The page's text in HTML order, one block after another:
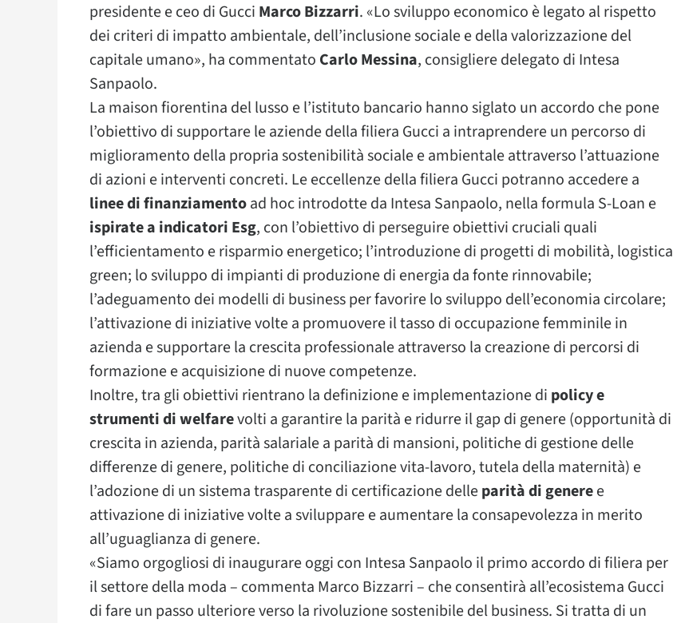
presidente e ceo di Gucci Marco Bizzarri. «Lo sviluppo economico è legato al rispetto
dei criteri di impatto ambientale, dell’inclusione sociale e della valorizzazione del
capitale umano», ha commentato Carlo Messina, consigliere delegato di Intesa
Sanpaolo.
La maison fiorentina del lusso e l’istituto bancario hanno siglato un accordo che pone
l’obiettivo di supportare le aziende della filiera Gucci a intraprendere un percorso di
miglioramento della propria sostenibilità sociale e ambientale attraverso l’attuazione
di azioni e interventi concreti. Le eccellenze della filiera Gucci potranno accedere a
linee di finanziamentoad hoc introdotte da Intesa Sanpaolo, nella formula S-Loan e
ispirate a indicatori Esg, con l’obiettivo di perseguire obiettivi cruciali quali
l’efficientamento e risparmio energetico; l’introduzione di progetti di mobilità, logistica
green; lo sviluppo di impianti di produzione di energia da fonte rinnovabile;
l’adeguamento dei modelli di business per favorire lo sviluppo dell’economia circolare;
l’attivazione di iniziative volte a promuovere il tasso di occupazione femminile in
azienda e supportare la crescita professionale attraverso la creazione di percorsi di
formazione e acquisizione di nuove competenze.
Inoltre, tra gli obiettivi rientrano la definizione e implementazione di policy e
strumenti di welfarevolti a garantire la parità e ridurre il gap di genere (opportunità di
crescita in azienda, parità salariale a parità di mansioni, politiche di gestione delle
differenze di genere, politiche di conciliazione vita-lavoro, tutela della maternità) e
l’adozione di un sistema trasparente di certificazione delleparità di generee
attivazione di iniziative volte a sviluppare e aumentare la consapevolezza in merito
all’uguaglianza di genere.
«Siamo orgogliosi di inaugurare oggi con Intesa Sanpaolo il primo accordo di filiera per
il settore della moda – commenta Marco Bizzarri – che consentirà all’ecosistema Gucci
di fare un passo ulteriore verso la rivoluzione sostenibile del business. Si tratta di un